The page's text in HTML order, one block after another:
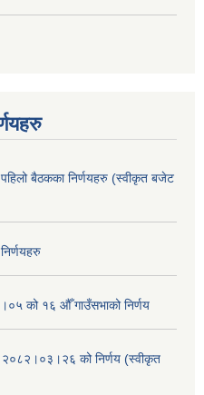
बैठकका निर्णयहरु (स्वीकृत बजेट
को १६ औँ गाउँसभाको निर्णय
२०८२।०३।२६ को निर्णय (स्वीकृत